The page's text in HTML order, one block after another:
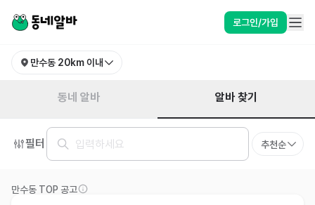
로그인/가입
만수동 20km 이내
동네 알바 알바 찾기
필터 추천순
만수동 TOP 공고